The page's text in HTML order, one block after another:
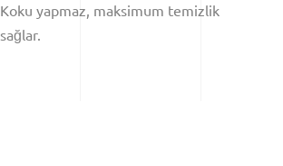
Koku yapmaz, maksimum temizlik
sağlar.